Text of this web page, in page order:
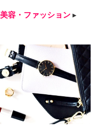
美容・ファッション ▸